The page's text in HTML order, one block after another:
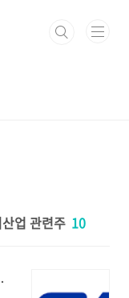
업 관련주 10
업의 거인